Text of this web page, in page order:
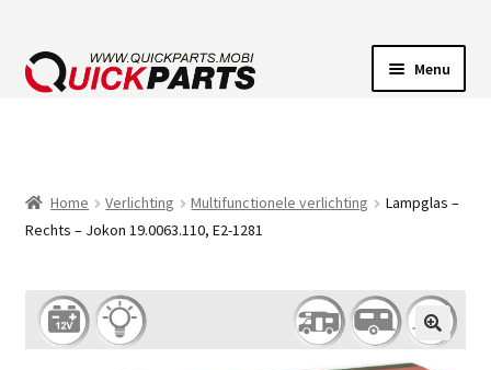
Menu
ELEKTRISCHE CONNECTOREN
Home Verlichting Multifunctionele verlichting
Lampglas –
Rechts – Jokon 19.0063.110, E2-1281